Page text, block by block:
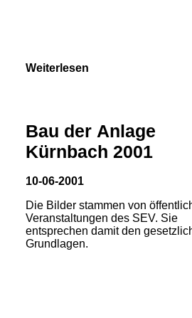
Weiterlesen
Bau der Anlage
Kürnbach 2001
10-06-2001
Die Bilder stammen von
Veranstaltungen des SEV. Sie
entsprechen damit den
Grundlagen.